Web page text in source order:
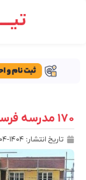
۱۷۰ مدرسه فرسوده تا آگوست بازسازی می شوند
تاریخ انتشار: ۱۴۰۴-۰۴-۱۰